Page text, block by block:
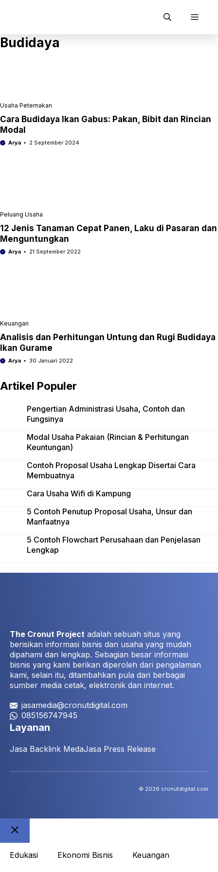
Budidaya
Usaha Peternakan
Cara Budidaya Ikan Gabus: Pakan, Bibit dan Rincian
Modal
Arya 2 September 2024
Peluang Usaha
12 Jenis Tanaman Cepat Panen, Laku di Pasaran dan
Menguntungkan
Arya 21 September 2022
Keuangan
Analisis dan Perhitungan Untung dan Rugi Budidaya
Ikan Gurame
Arya 30 Januari 2022
Artikel Populer
Pengertian Administrasi Usaha, Contoh dan
Fungsinya
Modal Usaha Pakaian (Rincian & Perhitungan
Keuntungan)
Contoh Proposal Usaha Lengkap Disertai Cara
Membuatnya
Cara Usaha Wifi di Kampung
5 Contoh Penutup Proposal Usaha, Unsur dan
Manfaatnya
5 Contoh Flowchart Perusahaan dan Penjelasan
Lengkap
The Cronut Project adalah sebuah situs yang
berisikan informasi bisnis dan usaha yang mudah
dipahami dan lengkap. Sebagian besar informasi
bisnis yang kami berikan diperoleh dari pengalaman
kami, selain itu, ditambahkan pula dari berbagai
sumber media cetak, elektronik dan internet.
jasamedia@cronutdigital.com
085156747945
Layanan
Jasa Backlink MedaJasa Press Release
© 2026 cronutdigital.com
Close
Edukasi Ekonomi Bisnis Keuangan